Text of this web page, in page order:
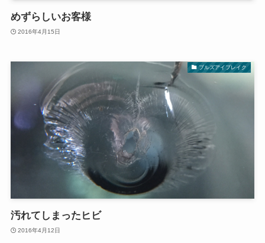
めずらしいお客様
2016年4月15日
ブルズアイブレイク
汚れてしまったヒビ
2016年4月12日